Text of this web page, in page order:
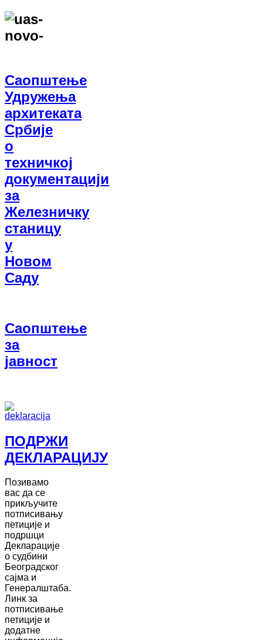
Саопштење
Удружења
архитеката
Србије
о
техничкој
документацији
за
Железничку
станицу
у
Новом
Саду
Саопштење
за
јавност
ПОДРЖИ
ДЕКЛАРАЦИЈУ
Позивамо
вас да се
прикључите
потписивању
петиције и
подршци
Декларације
о судбини
Београдског
сајма и
Генералштаба.
Линк за
потписивање
петиције и
додатне